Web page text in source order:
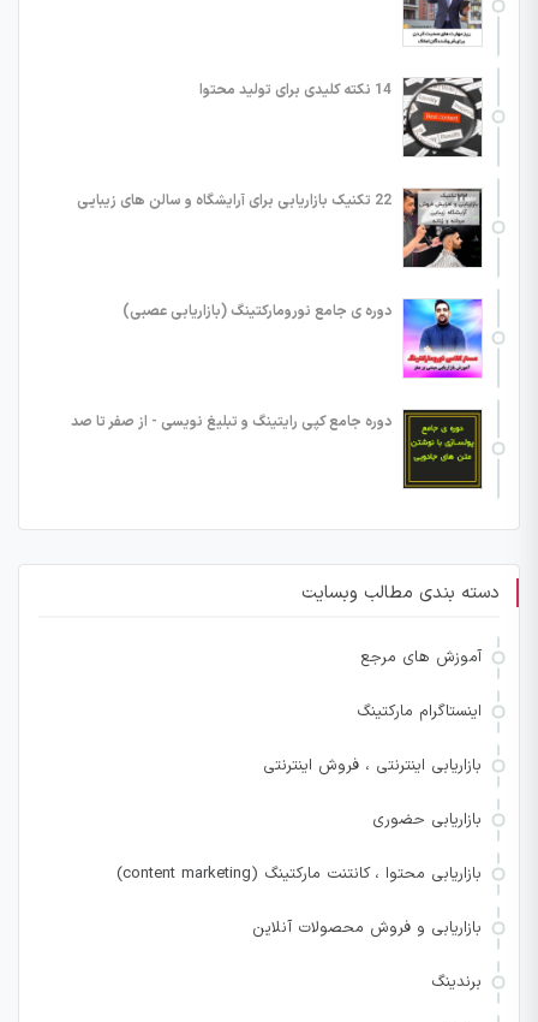
14 نکته کلیدی برای تولید محتوا
22 تکنیک بازاریابی برای آرایشگاه و سالن های زیبایی
دوره ی جامع نورومارکتینگ (بازاریابی عصبی)
دوره جامع کپی رایتینگ و تبلیغ نویسی - از صفر تا صد
دسته بندی مطالب وبسایت
آموزش های مرجع
اینستاگرام مارکتینگ
بازاریابی اینترنتی ، فروش اینترنتی
بازاریابی حضوری
بازاریابی محتوا ، کانتنت مارکتینگ (content marketing)
بازاریابی و فروش محصولات آنلاین
برندینگ